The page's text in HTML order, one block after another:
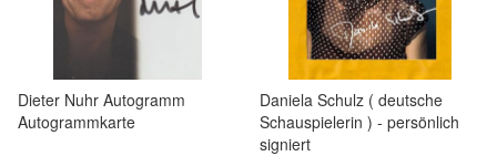
Dieter Nuhr Autogramm
Autogrammkarte
Daniela Schulz ( deutsche
Schauspielerin ) - persönlich
signiert